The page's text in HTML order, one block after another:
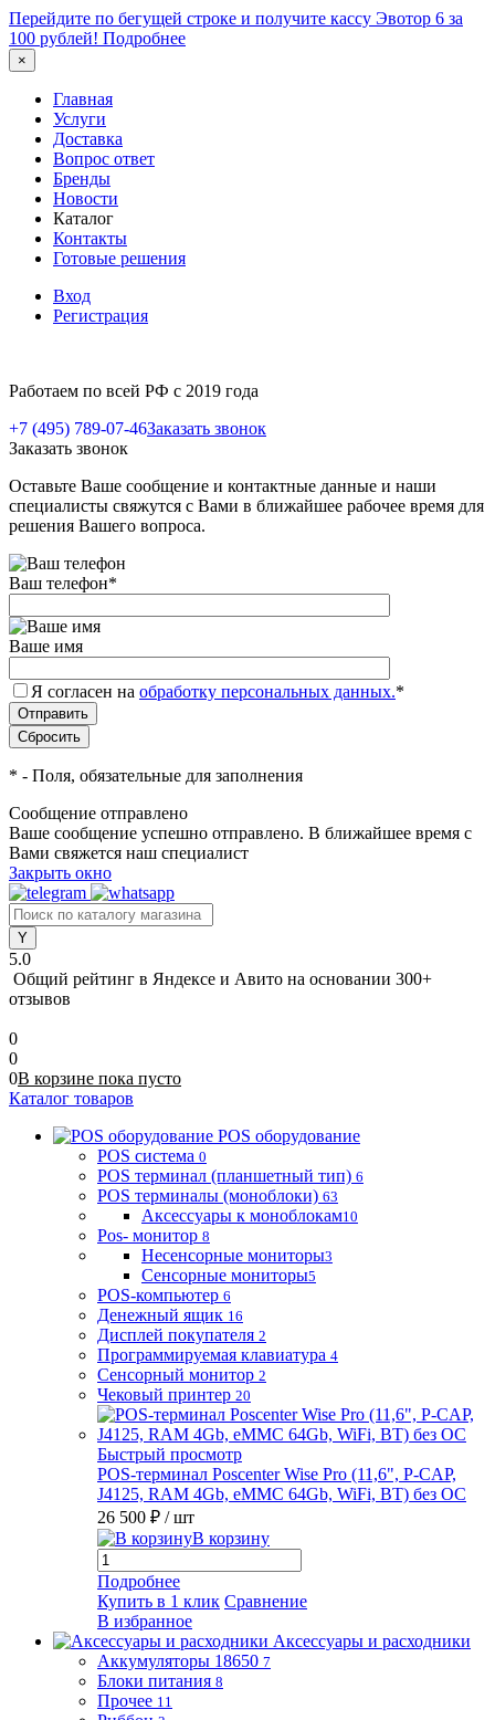
Перейдите по бегущей строке и получите кассу Эвотор 6 за
100 рублей! Подробнее
×
Главная
Услуги
Доставка
Вопрос ответ
Бренды
Новости
Каталог
Контакты
Готовые решения
Вход
Регистрация
Работаем по всей РФ с 2019 года
+7 (495) 789-07-46Заказать звонок
Заказать звонок
Оставьте Ваше сообщение и контактные данные и наши
специалисты свяжутся с Вами в ближайшее рабочее время для
решения Вашего вопроса.
Ваш телефон*
Ваше имя
Я согласен на обработку персональных данных.*
* - Поля, обязательные для заполнения
Сообщение отправлено
Ваше сообщение успешно отправлено. В ближайшее время с
Вами свяжется наш специалист
Закрыть окно
5.0
Общий рейтинг в Яндексе и Авито на основании 300+
отзывов
0
0
0В корзине пока пусто
Каталог товаров
POS оборудование
POS система 0
POS терминал (планшетный тип) 6
POS терминалы (моноблоки) 63
Аксессуары к моноблокам10
Pos- монитор 8
Несенсорные мониторы3
Сенсорные мониторы5
POS-компьютер 6
Денежный ящик 16
Дисплей покупателя 2
Программируемая клавиатура 4
Сенсорный монитор 2
Чековый принтер 20
Быстрый просмотр
POS-терминал Poscenter Wise Pro (11,6", P-CAP,
J4125, RAM 4Gb, eMMC 64Gb, WiFi, BT) без ОС
26 500 ₽ / шт
В корзину
Подробнее
Купить в 1 клик Сравнение
В избранное
Аксессуары и расходники
Аккумуляторы 18650 7
Блоки питания 8
Прочее 11